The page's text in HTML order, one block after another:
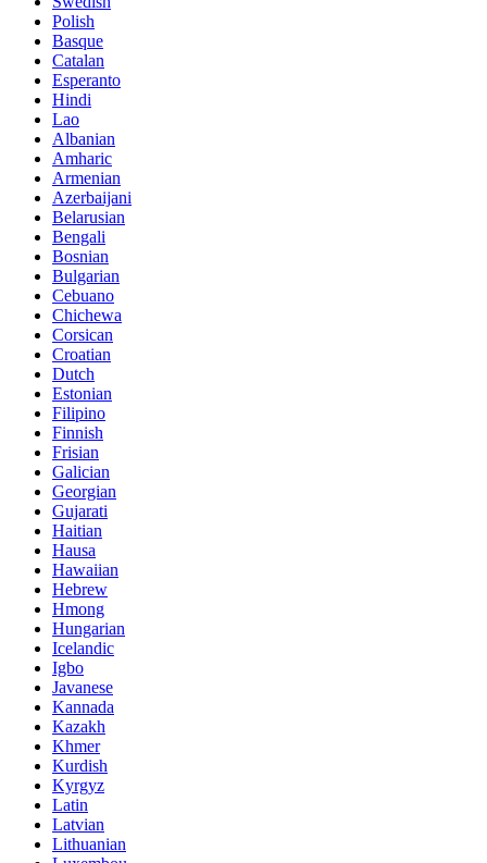
Polish
Basque
Catalan
Esperanto
Hindi
Lao
Albanian
Amharic
Armenian
Azerbaijani
Belarusian
Bengali
Bosnian
Bulgarian
Cebuano
Chichewa
Corsican
Croatian
Dutch
Estonian
Filipino
Finnish
Frisian
Galician
Georgian
Gujarati
Haitian
Hausa
Hawaiian
Hebrew
Hmong
Hungarian
Icelandic
Igbo
Javanese
Kannada
Kazakh
Khmer
Kurdish
Kyrgyz
Latin
Latvian
Lithuanian